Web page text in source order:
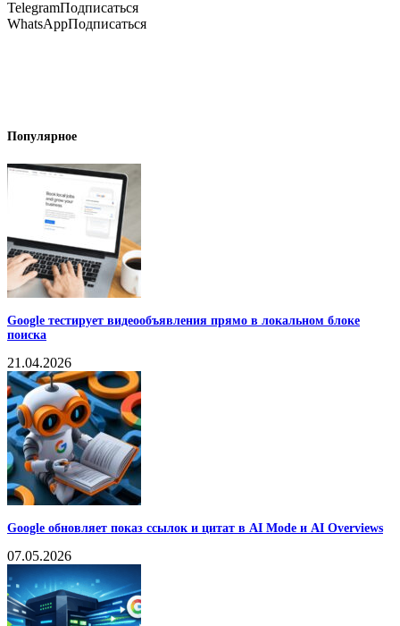
TelegramПодписаться
WhatsAppПодписаться
Популярное
Google тестирует видеообъявления прямо в локальном блоке
поиска
21.04.2026
Google обновляет показ ссылок и цитат в AI Mode и AI Overviews
07.05.2026